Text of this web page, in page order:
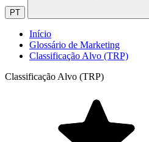
PT
Início
Glossário de Marketing
Classificação Alvo (TRP)
Classificação Alvo (TRP)